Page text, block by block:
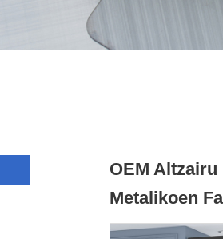
OEM
Metalikoen